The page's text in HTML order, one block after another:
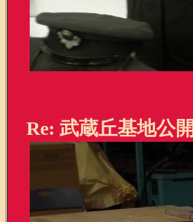
Re: 武蔵丘基地公開